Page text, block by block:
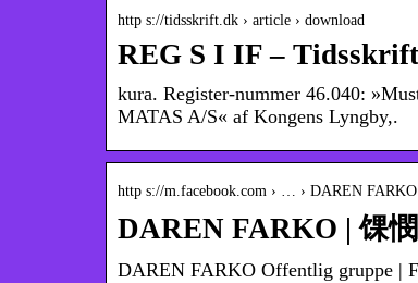
http s://tidsskrift.dk › article › download
REG S I IF –
kura. Register-nummer 46.040:
MATAS A/S« af Kongens Lyngby,.
http s://m.facebook.com › … › DAREN FARKO
DAREN FARKO | 馃
DAREN FARKO Offentlig gruppe |